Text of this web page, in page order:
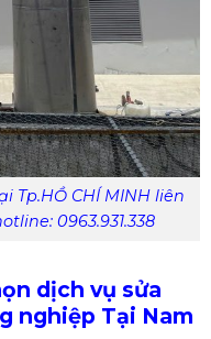
Tp.HỒ CHÍ MINH liên
0963.931.338
dịch vụ sửa
nghiệp Tại Nam